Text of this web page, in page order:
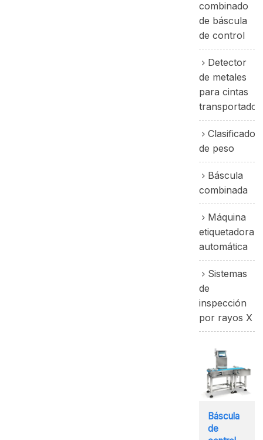
combinado
de báscula
de control
Detector
de metales
para cintas
Clasificador
de peso
Báscula
combinada
Máquina
etiquetadora
automática
Sistemas
de
inspección
por rayos X
Báscula
de